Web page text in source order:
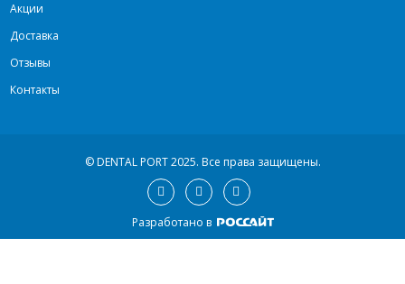
Акции
Доставка
Отзывы
Контакты
© DENTAL PORT 2025. Все права защищены.
Разработано в